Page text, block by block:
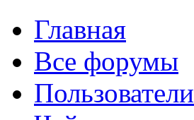
Главная
Все форумы
Пользователи